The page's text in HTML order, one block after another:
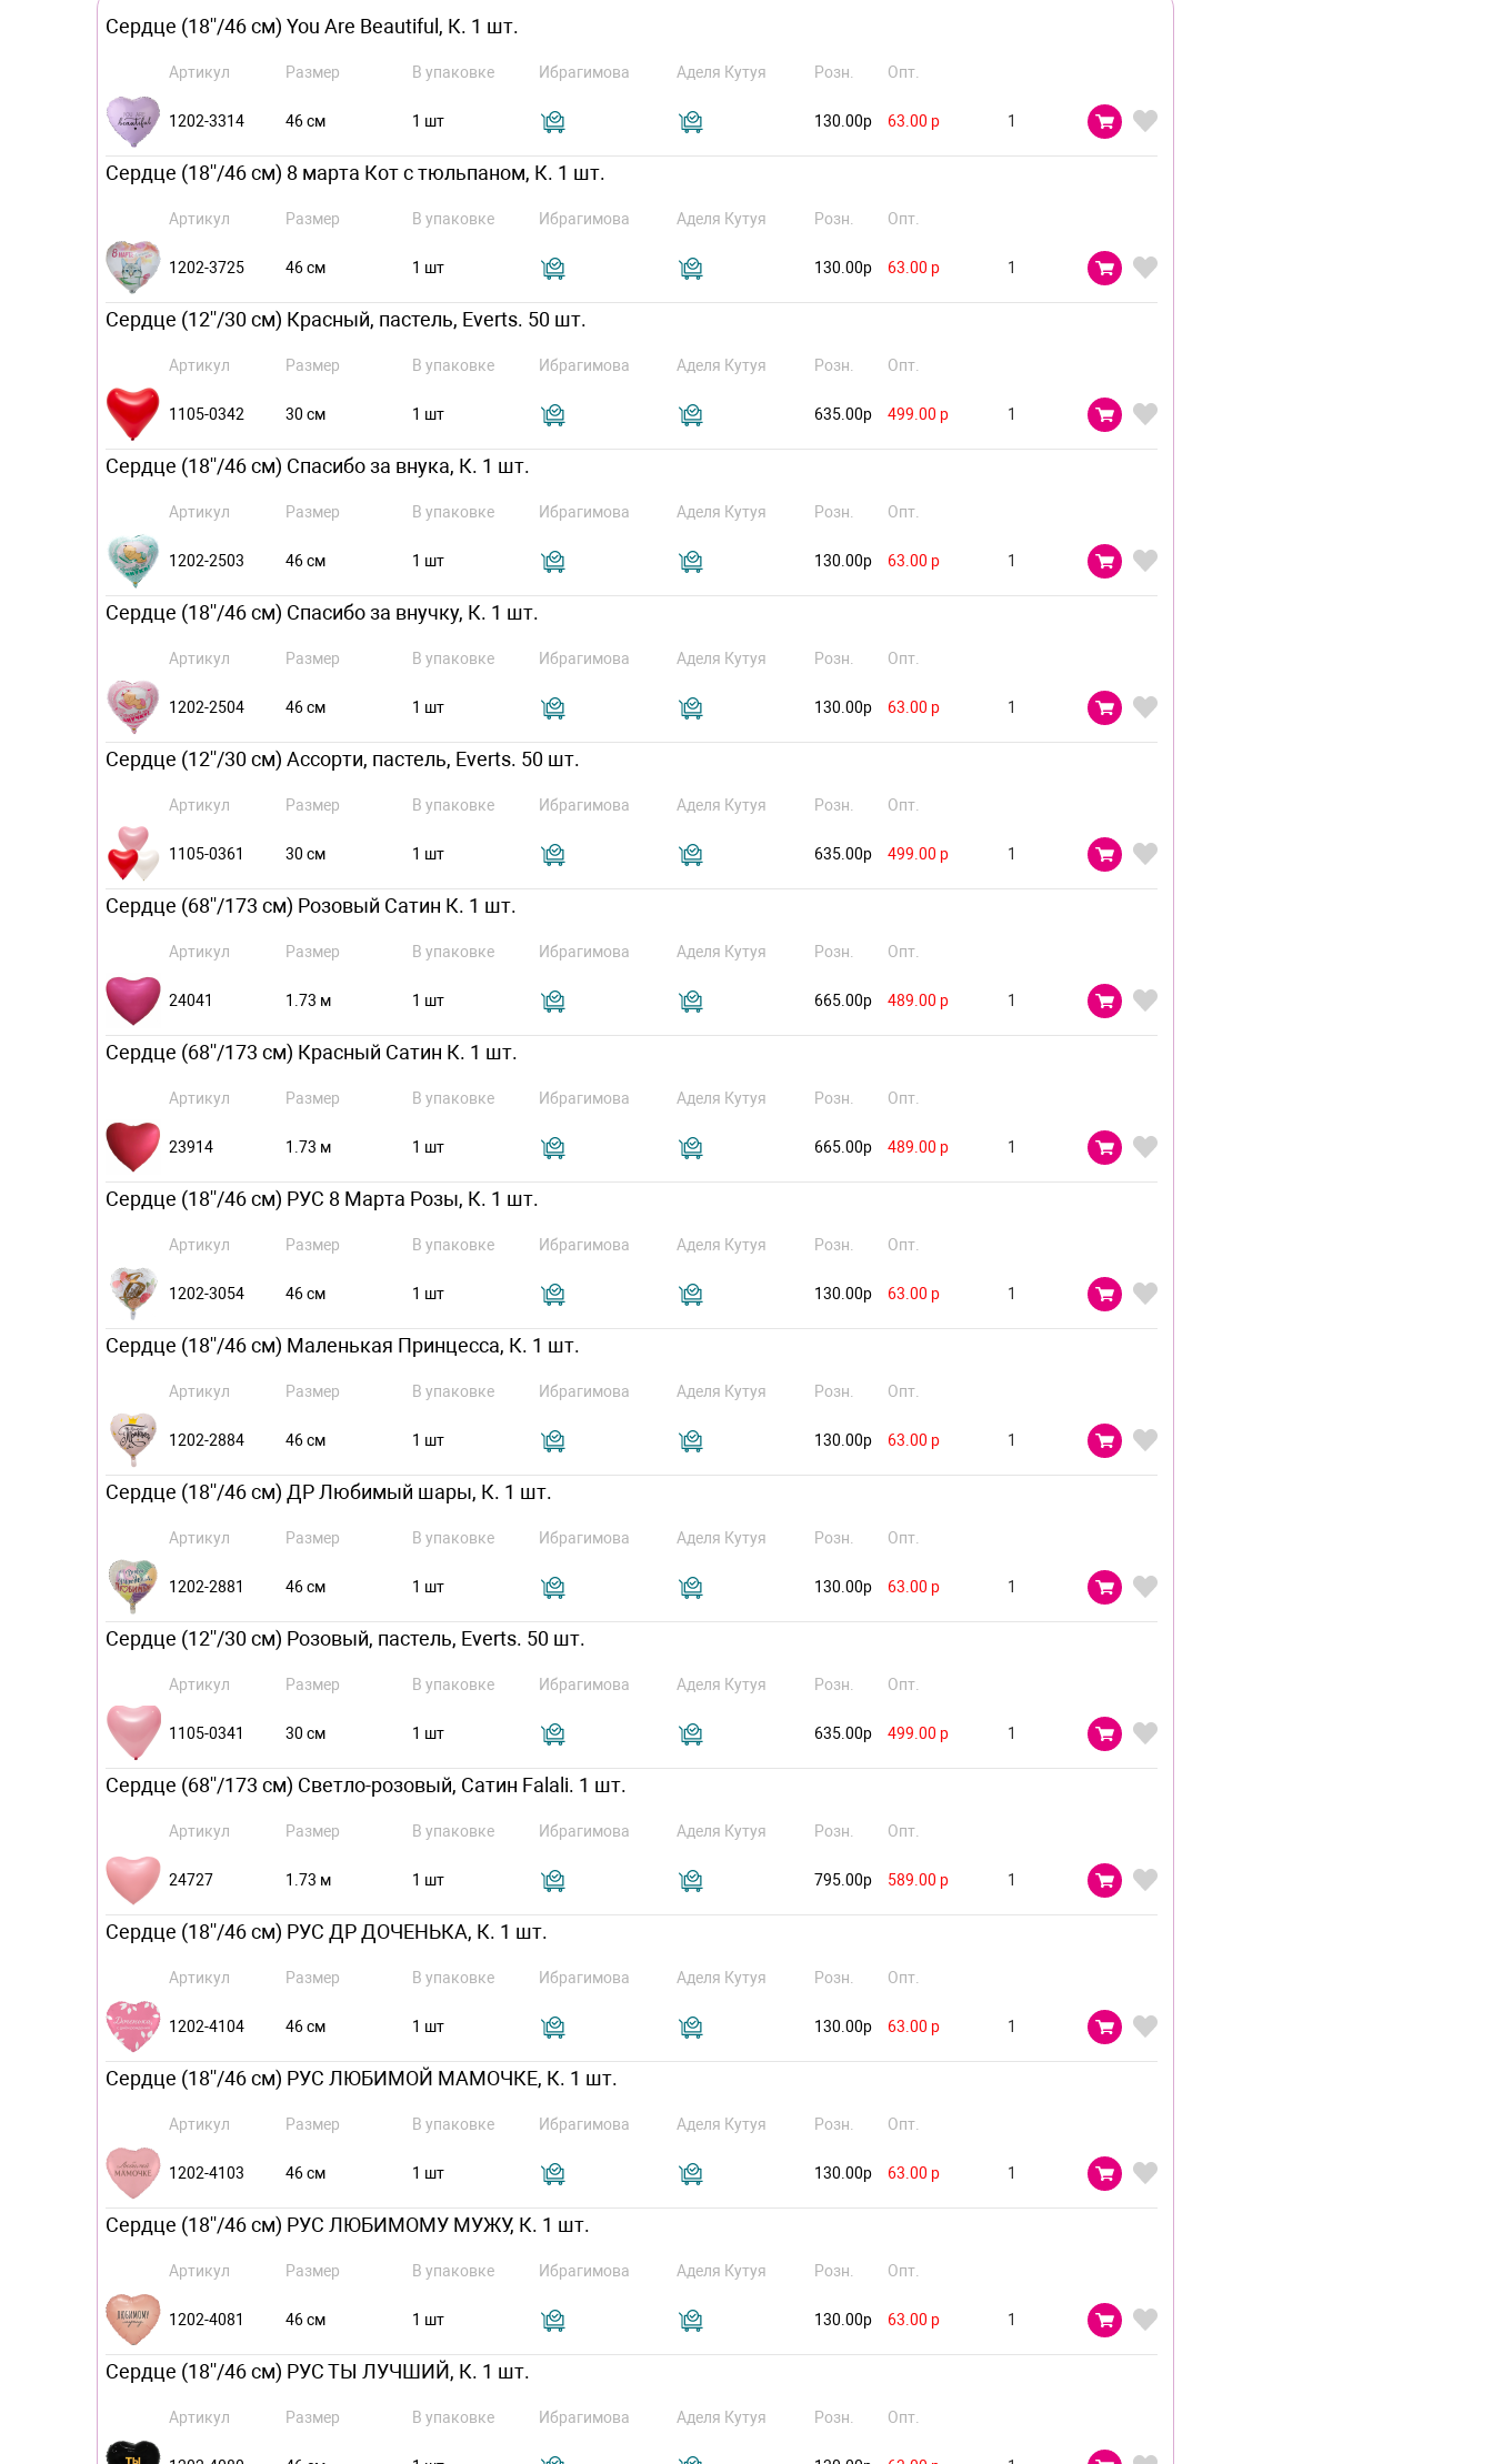
Сердце (18''/46 см) You Are Beautiful, К. 1 шт.
Артикул Размер В упаковке Ибрагимова Аделя Кутуя Розн. Опт.
1202-3314 46 см 1 шт 130.00р 63.00 р
Сердце (18''/46 см) 8 марта Кот с тюльпаном, К. 1 шт.
Артикул Размер В упаковке Ибрагимова Аделя Кутуя Розн. Опт.
1202-3725 46 см 1 шт 130.00р 63.00 р
Сердце (12''/30 см) Красный, пастель, Everts. 50 шт.
Артикул Размер В упаковке Ибрагимова Аделя Кутуя Розн. Опт.
1105-0342 30 см 1 шт 635.00р 499.00 р
Сердце (18''/46 см) Спасибо за внука, К. 1 шт.
Артикул Размер В упаковке Ибрагимова Аделя Кутуя Розн. Опт.
1202-2503 46 см 1 шт 130.00р 63.00 р
Сердце (18''/46 см) Спасибо за внучку, К. 1 шт.
Артикул Размер В упаковке Ибрагимова Аделя Кутуя Розн. Опт.
1202-2504 46 см 1 шт 130.00р 63.00 р
Сердце (12''/30 см) Ассорти, пастель, Everts. 50 шт.
Артикул Размер В упаковке Ибрагимова Аделя Кутуя Розн. Опт.
1105-0361 30 см 1 шт 635.00р 499.00 р
Сердце (68''/173 см) Розовый Сатин К. 1 шт.
Артикул Размер В упаковке Ибрагимова Аделя Кутуя Розн. Опт.
24041 1.73 м 1 шт 665.00р 489.00 р
Сердце (68''/173 см) Красный Сатин К. 1 шт.
Артикул Размер В упаковке Ибрагимова Аделя Кутуя Розн. Опт.
23914 1.73 м 1 шт 665.00р 489.00 р
Сердце (18''/46 см) РУС 8 Марта Розы, К. 1 шт.
Артикул Размер В упаковке Ибрагимова Аделя Кутуя Розн. Опт.
1202-3054 46 см 1 шт 130.00р 63.00 р
Сердце (18''/46 см) Маленькая Принцесса, К. 1 шт.
Артикул Размер В упаковке Ибрагимова Аделя Кутуя Розн. Опт.
1202-2884 46 см 1 шт 130.00р 63.00 р
Сердце (18''/46 см) ДР Любимый шары, К. 1 шт.
Артикул Размер В упаковке Ибрагимова Аделя Кутуя Розн. Опт.
1202-2881 46 см 1 шт 130.00р 63.00 р
Сердце (12''/30 см) Розовый, пастель, Everts. 50 шт.
Артикул Размер В упаковке Ибрагимова Аделя Кутуя Розн. Опт.
1105-0341 30 см 1 шт 635.00р 499.00 р
Сердце (68''/173 см) Светло-розовый, Сатин Falali. 1 шт.
Артикул Размер В упаковке Ибрагимова Аделя Кутуя Розн. Опт.
24727 1.73 м 1 шт 795.00р 589.00 р
Сердце (18''/46 см) РУС ДР ДОЧЕНЬКА, К. 1 шт.
Артикул Размер В упаковке Ибрагимова Аделя Кутуя Розн. Опт.
1202-4104 46 см 1 шт 130.00р 63.00 р
Сердце (18''/46 см) РУС ЛЮБИМОЙ МАМОЧКЕ, К. 1 шт.
Артикул Размер В упаковке Ибрагимова Аделя Кутуя Розн. Опт.
1202-4103 46 см 1 шт 130.00р 63.00 р
Сердце (18''/46 см) РУС ЛЮБИМОМУ МУЖУ, К. 1 шт.
Артикул Размер В упаковке Ибрагимова Аделя Кутуя Розн. Опт.
1202-4081 46 см 1 шт 130.00р 63.00 р
Сердце (18''/46 см) РУС ТЫ ЛУЧШИЙ, К. 1 шт.
Артикул Размер В упаковке Ибрагимова Аделя Кутуя Розн. Опт.